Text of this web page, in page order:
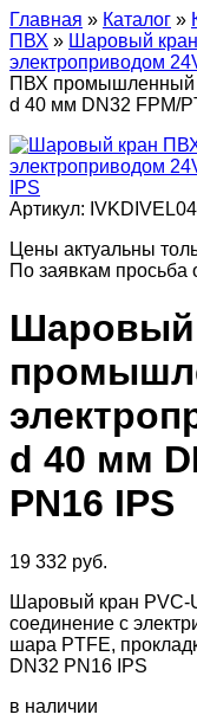
Главная » Каталог »
ПВХ » Шаровый
электроприводом
ПВХ промышленный
d 40 мм DN32 FPM/
Артикул:
Цены актуальны
По заявкам просьба
Шаровый
d 40 мм
PN16 IPS
19 332 руб.
Шаровый кран PVC-
соединение с
шара PTFE,
DN32 PN16 IPS
в наличии